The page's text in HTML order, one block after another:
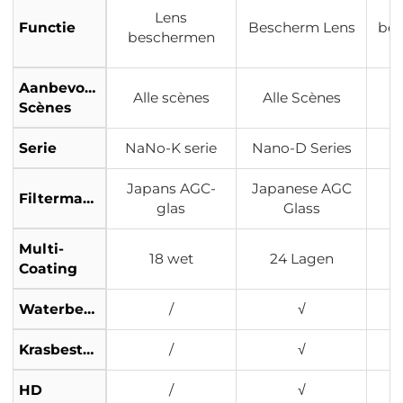
Functie
Lens
beschermen
Bescherm Lens
Aanbevolen
Scènes
Alle scènes Alle Scènes
Serie NaNo-K serie Nano-D Series
Filtermateriaal
Japans AGC-
glas
Japanese AGC
Glass
Multi-
Coating
18 wet 24 Lagen
Waterbestendig / √
Krasbestendig / √
HD / √